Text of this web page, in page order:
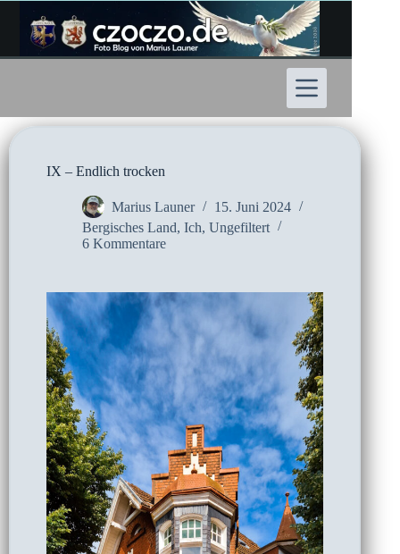
Inhalt
springen
IX – Endlich trocken
Marius Launer
15. Juni 2024
Bergisches Land, Ich, Ungefiltert
6 Kommentare